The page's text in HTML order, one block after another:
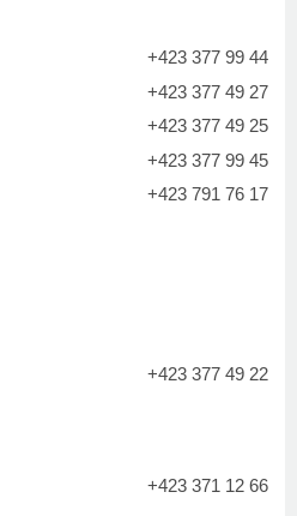
+423 377 99 44
+423 377 49 27
+423 377 49 25
+423 377 99 45
+423 791 76 17
+423 377 49 22
+423 371 12 66